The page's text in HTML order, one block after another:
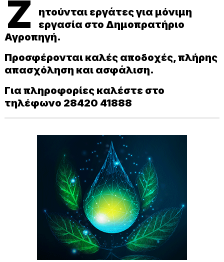
Ζ
ητούνται εργάτες για μόνιμη
εργασία στο Δημοπρατήριο
Αγροπηγή.
Προσφέρονται καλές αποδοχές, πλήρης
απασχόληση και ασφάλιση.
Για πληροφορίες καλέστε στο
τηλέφωνο 28420 41888